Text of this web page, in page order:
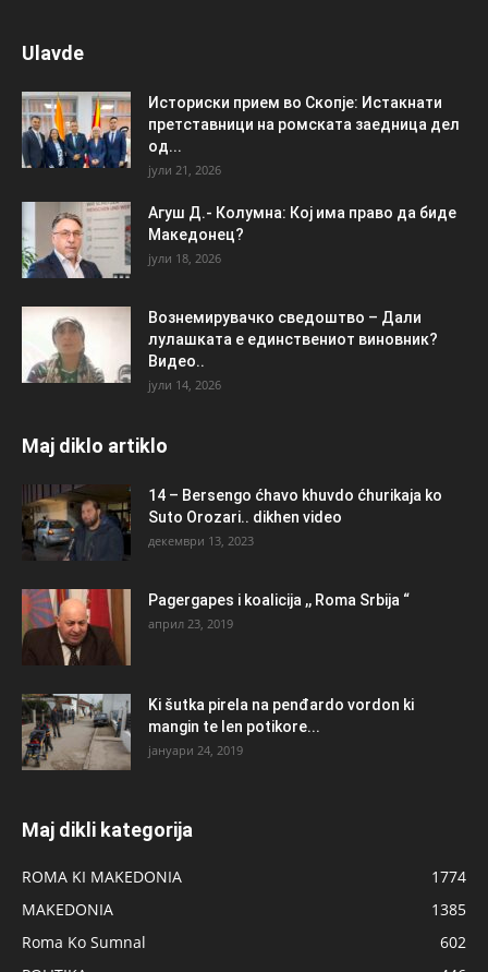
Ulavde
Историски прием во Скопје: Истакнати
претставници на ромската заедница дел
од...
јули 21, 2026
Агуш Д.- Колумна: Кој има право да биде
Македонец?
јули 18, 2026
Вознемирувачко сведоштво – Дали
лулашката е единствениот виновник?
Видео..
јули 14, 2026
Maj diklo artiklo
14 – Bersengo ćhavo khuvdo ćhurikaja ko
Suto Orozari.. dikhen video
декември 13, 2023
Pagergapes i koalicija ,, Roma Srbija “
април 23, 2019
Ki šutka pirela na penđardo vordon ki
mangin te len potikore...
јануари 24, 2019
Maj dikli kategorija
ROMA KI MAKEDONIA
1774
MAKEDONIA
1385
Roma Ko Sumnal
602